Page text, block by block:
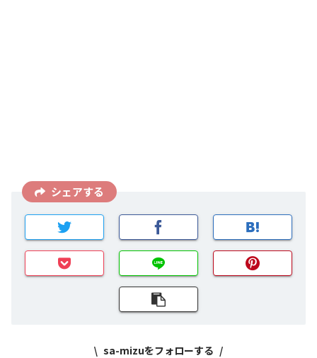
シェアする
sa-mizuをフォローする